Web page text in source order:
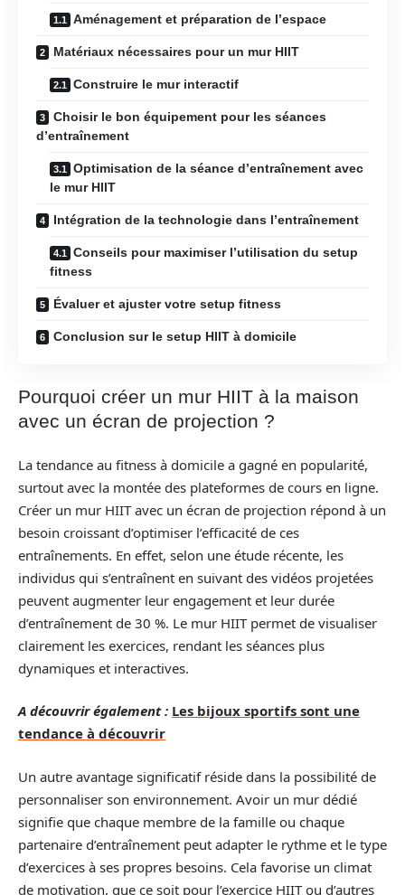
Aménagement et préparation de l’espace
Matériaux nécessaires pour un mur HIIT
Construire le mur interactif
Choisir le bon équipement pour les séances
d’entraînement
Optimisation de la séance d’entraînement avec
le mur HIIT
Intégration de la technologie dans l’entraînement
Conseils pour maximiser l’utilisation du setup
fitness
Évaluer et ajuster votre setup fitness
Conclusion sur le setup HIIT à domicile
Pourquoi créer un mur HIIT à la maison
avec un écran de projection ?
La tendance au fitness à domicile a gagné en popularité,
surtout avec la montée des plateformes de cours en ligne.
Créer un mur HIIT avec un écran de projection répond à un
besoin croissant d’optimiser l’efficacité de ces
entraînements. En effet, selon une étude récente, les
individus qui s’entraînent en suivant des vidéos projetées
peuvent augmenter leur engagement et leur durée
d’entraînement de 30 %. Le mur HIIT permet de visualiser
clairement les exercices, rendant les séances plus
dynamiques et interactives.
A découvrir également : Les bijoux sportifs sont une
tendance à découvrir
Un autre avantage significatif réside dans la possibilité de
personnaliser son environnement. Avoir un mur dédié
signifie que chaque membre de la famille ou chaque
partenaire d’entraînement peut adapter le rythme et le type
d’exercices à ses propres besoins. Cela favorise un climat
de motivation, que ce soit pour l’exercice HIIT ou d’autres